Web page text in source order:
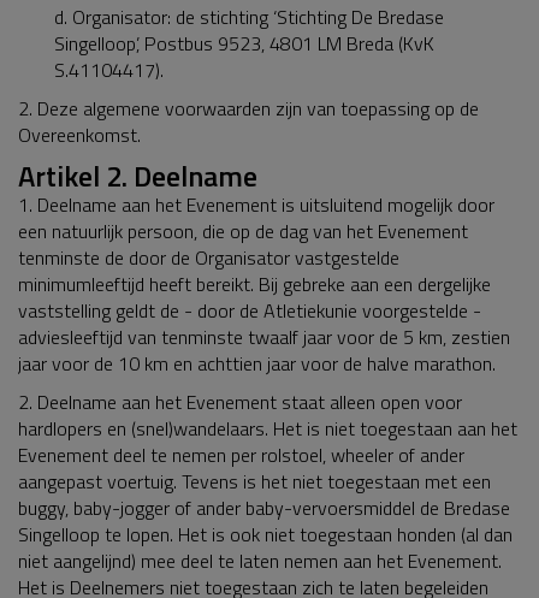
d. Organisator: de stichting ‘Stichting De Bredase
Singelloop’, Postbus 9523, 4801 LM Breda (KvK
S.41104417).
2. Deze algemene voorwaarden zijn van toepassing op de
Overeenkomst.
Artikel 2. Deelname
1. Deelname aan het Evenement is uitsluitend mogelijk door
een natuurlijk persoon, die op de dag van het Evenement
tenminste de door de Organisator vastgestelde
minimumleeftijd heeft bereikt. Bij gebreke aan een dergelijke
vaststelling geldt de - door de Atletiekunie voorgestelde -
adviesleeftijd van tenminste twaalf jaar voor de 5 km, zestien
jaar voor de 10 km en achttien jaar voor de halve marathon.
2. Deelname aan het Evenement staat alleen open voor
hardlopers en (snel)wandelaars. Het is niet toegestaan aan het
Evenement deel te nemen per rolstoel, wheeler of ander
aangepast voertuig. Tevens is het niet toegestaan met een
buggy, baby-jogger of ander baby-vervoersmiddel de Bredase
Singelloop te lopen. Het is ook niet toegestaan honden (al dan
niet aangelijnd) mee deel te laten nemen aan het Evenement.
Het is Deelnemers niet toegestaan zich te laten begeleiden